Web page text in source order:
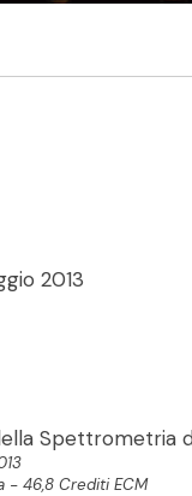
2013
Spettrometria
- 46,8 Crediti ECM